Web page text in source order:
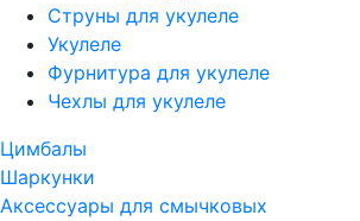
Струны для укулеле
Укулеле
Фурнитура для укулеле
Чехлы для укулеле
Цимбалы
Шаркунки
Аксессуары для смычковых